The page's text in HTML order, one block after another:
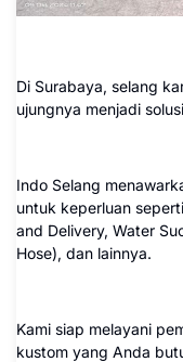
Di Surabaya, selang
ujungnya menjadi
Indo Selang
untuk keperluan
and Delivery, Water
Hose), dan lainnya.
Kami siap melayani
kustom yang Anda